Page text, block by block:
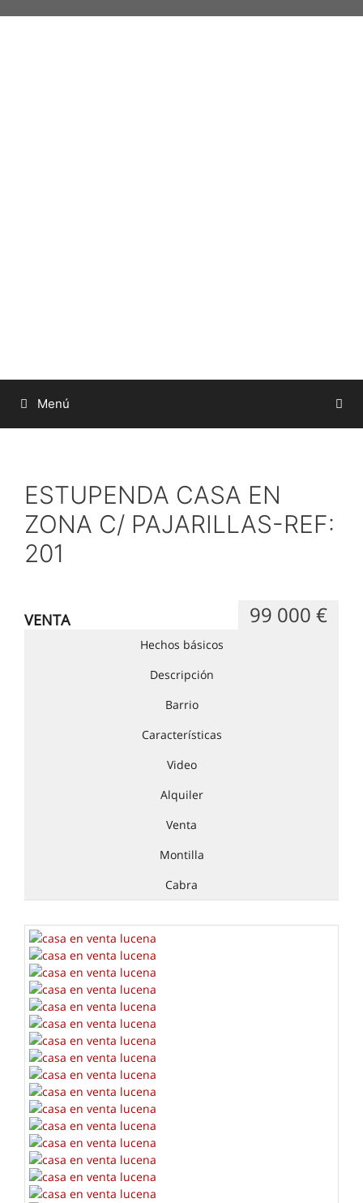
Menú
ESTUPENDA CASA EN
ZONA C/ PAJARILLAS-REF:
201
VENTA 99 000 €
Hechos básicos
Descripción
Barrio
Características
Video
Alquiler
Venta
Montilla
Cabra